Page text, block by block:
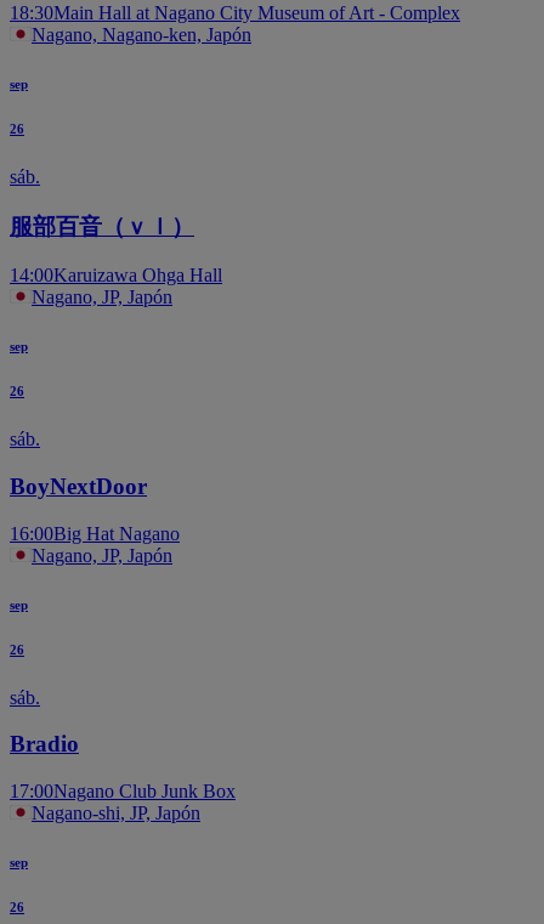
18:30Main Hall at Nagano City Museum of Art - Complex
Nagano, Nagano-ken, Japón
sep
26
sáb.
服部百音（ｖｌ）
14:00Karuizawa Ohga Hall
Nagano, JP, Japón
sep
26
sáb.
BoyNextDoor
16:00Big Hat Nagano
Nagano, JP, Japón
sep
26
sáb.
Bradio
17:00Nagano Club Junk Box
Nagano-shi, JP, Japón
sep
26